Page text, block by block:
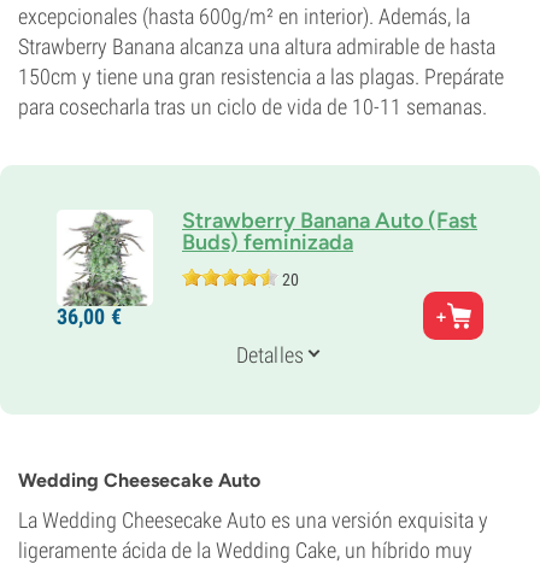
excepcionales (hasta 600g/m² en interior). Además, la
Strawberry Banana alcanza una altura admirable de hasta
150cm y tiene una gran resistencia a las plagas. Prepárate
para cosecharla tras un ciclo de vida de 10-11 semanas.
Strawberry Banana Auto (Fast
Buds) feminizada
20
Padres
Strawberry Banana Auto
45% Sativa
10-11 semanas de la semilla al cultivo
CBD
0-1%
Tipo de floración
36,00 €
Detalles
Wedding Cheesecake Auto
La Wedding Cheesecake Auto es una versión exquisita y
ligeramente ácida de la Wedding Cake, un híbrido muy